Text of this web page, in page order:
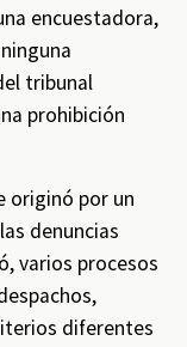
encuestadora,
tribunal
prohibición
originó por un
denuncias
varios procesos
diferentes